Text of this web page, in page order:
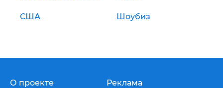
США Шоубиз
О проекте Реклама